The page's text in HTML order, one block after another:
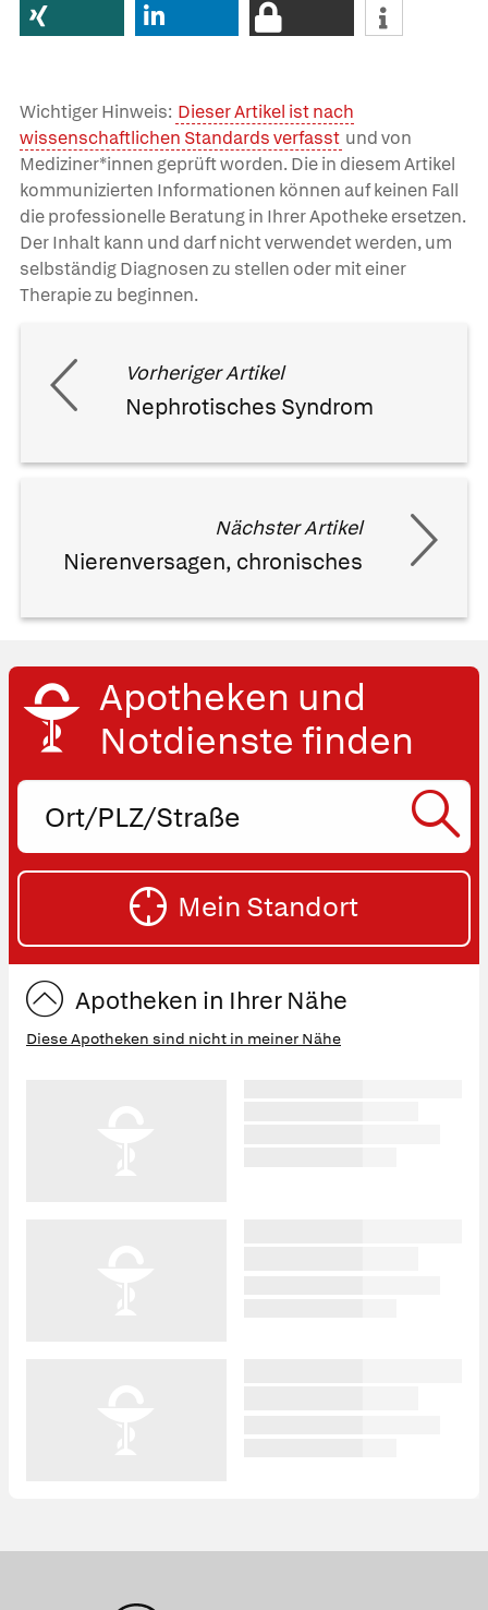
Wichtiger Hinweis: Dieser Artikel ist nach
wissenschaftlichen Standards verfasst und von
Mediziner*innen geprüft worden. Die in diesem Artikel
kommunizierten Informationen können auf keinen Fall
die professionelle Beratung in Ihrer Apotheke ersetzen.
Der Inhalt kann und darf nicht verwendet werden, um
selbständig Diagnosen zu stellen oder mit einer
Therapie zu beginnen.
Vorheriger Artikel
Nephrotisches Syndrom
Nächster Artikel
Nierenversagen, chronisches
Apotheken und
Notdienste finden
Ort,
oder
Straße
Mein Standort
Apotheken in Ihrer Nähe
Diese Apotheken sind nicht in meiner Nähe